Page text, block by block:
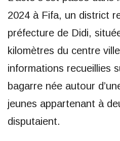
2024 à Fifa, un district
préfecture de Didi,
kilomètres du centre
informations recueillies
bagarre née autour
jeunes appartenant à
disputaient.